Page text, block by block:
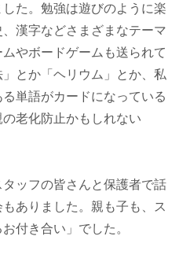
た。勉強は遊びのように楽
漢字などさまざまなテーマ
やボードゲームも送られて
とか「ヘリウム」とか、私
単語がカードになっている
老化防止かもしれない
ッフの皆さんと保護者で話
ありました。親も子も、ス
付き合い」でした。